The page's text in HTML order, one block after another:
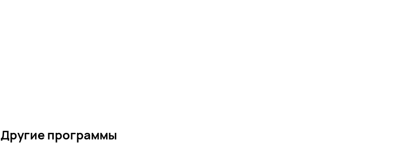
Другие программы